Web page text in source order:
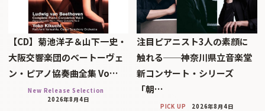
【CD】菊池洋子＆山下一史・
大阪交響楽団のベートーヴェ
ン・ピアノ協奏曲全集 Vo…
New Release Selection
2026年8月4日
注目ピアニスト3人の素顔に
触れる──神奈川県立音楽堂
新コンサート・シリーズ
「朝…
PICK UP 2026年8月4日